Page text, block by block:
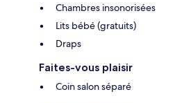
Chambres insonorisées
Lits bébé (gratuits)
Draps
Faites-vous plaisir
Coin salon séparé